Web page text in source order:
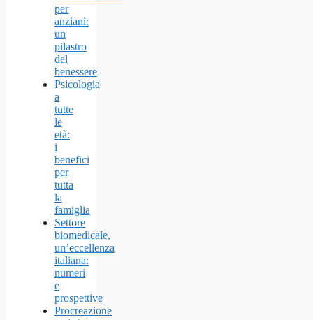
per
anziani:
un
pilastro
del
benessere
Psicologia
a
tutte
le
età:
i
benefici
per
tutta
la
famiglia
Settore
biomedicale,
un’eccellenza
italiana:
numeri
e
prospettive
Procreazione